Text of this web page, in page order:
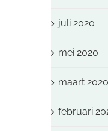
juli 2020
mei 2020
maart 2020
februari